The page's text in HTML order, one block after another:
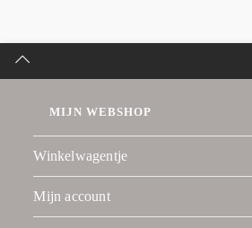
MIJN WEBSHOP
Winkelwagentje
Mijn account